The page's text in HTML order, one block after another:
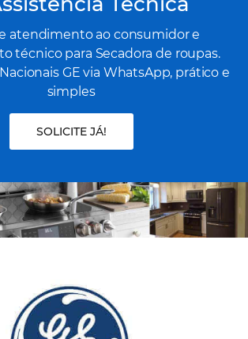
atendimento ao consumidor e
técnico para Secadora de roupas.
GE via WhatsApp, prático e
simples
SOLICITE JÁ!